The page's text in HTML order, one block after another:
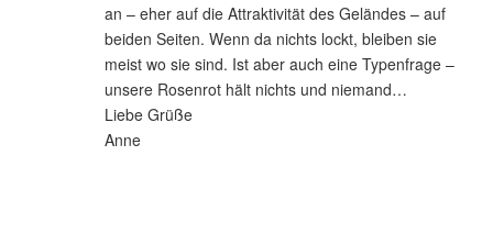
an – eher auf die Attraktivität des Geländes – auf
beiden Seiten. Wenn da nichts lockt, bleiben sie
meist wo sie sind. Ist aber auch eine Typenfrage –
unsere Rosenrot hält nichts und niemand…
Liebe Grüße
Anne